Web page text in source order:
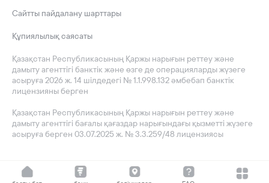
Қазақстан Республикасының Қаржы нарығын реттеу және
дамыту агенттігі банктік және өзге де операцияларды жүзеге
асыруға 2026 ж. 14 шілдедегі № 1.1.998.132 әмбебап банктік
лицензияны берген
Қазақстан Республикасының Қаржы нарығын реттеу және
дамыту агенттігі бағалы қағаздар нарығындағы қызметті жүзеге
асыруға берген 03.07.2025 ж. № 3.3.259/48 лицензиясы
Сайтты пайдалану шарттары
Құпиялылық саясаты